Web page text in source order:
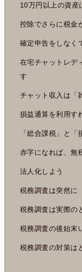
10万円以上の資産
控除でさらに税金
確定申告をしなく
在宅チャットレデ
す
チャット収入は「
損益通算を利用す
「総合課税」と「
赤字になれば、無
法人化しよう
税務調査は突然に
税務調査は実際の
税務調査の後始末
税務調査の対策は